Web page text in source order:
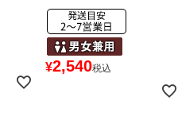
¥2,540税込